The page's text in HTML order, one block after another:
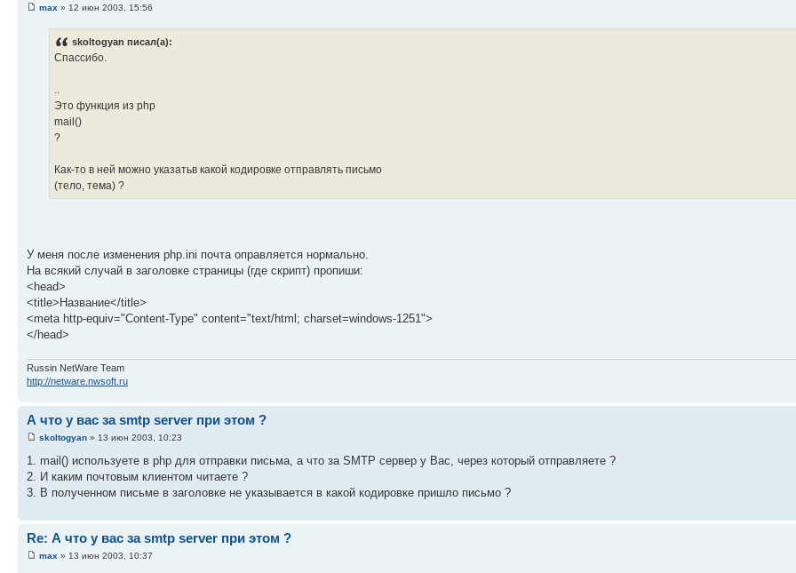
max » 12 июн 2003, 15:56
skoltogyan писал(а):
Cпассибо.
..
Это функция из php
mail()
?
Как-то в ней можно указатьв какой кодировке отправлять письмо
(тело, тема) ?
У меня после изменения php.ini почта оправляется нормально.
На всякий случай в заголовке страницы (где скрипт) пропиши:
<head>
<title>Название</title>
<meta http-equiv="Content-Type" content="text/html; charset=windows-1251">
</head>
Russin NetWare Team
http://netware.nwsoft.ru
А что у вас за smtp server при этом ?
skoltogyan » 13 июн 2003, 10:23
1. mail() используете в php для отправки письма, а что за SMTP сервер у Вас, через который отправляете ?
2. И каким почтовым клиентом читаете ?
3. В полученном письме в заголовке не указывается в какой кодировке пришло письмо ?
Re: А что у вас за smtp server при этом ?
max » 13 июн 2003, 10:37